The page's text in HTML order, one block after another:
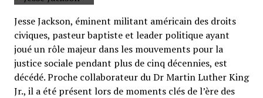
Jesse Jackson, éminent militant américain des droits
civiques, pasteur baptiste et leader politique ayant
joué un rôle majeur dans les mouvements pour la
justice sociale pendant plus de cinq décennies, est
décédé. Proche collaborateur du Dr Martin Luther King
Jr., il a été présent lors de moments clés de l’ère des